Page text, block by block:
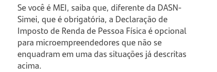
Se você é MEI, saiba que, diferente da DASN-
Simei, que é obrigatória, a Declaração de
Imposto de Renda de Pessoa Física é opcional
para microempreendedores que não se
enquadram em uma das situações já descritas
acima.